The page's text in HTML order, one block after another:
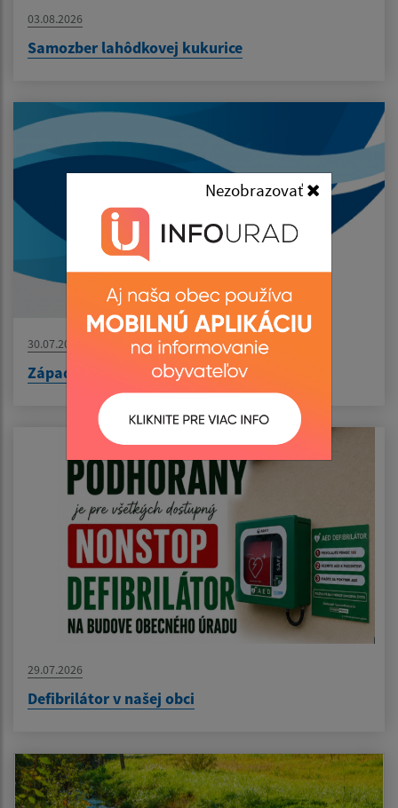
Nezobrazovať
03.08.2026
Samozber lahôdkovej kukurice
30.07.2026
Západoslovenská vodárenská oznamuje
29.07.2026
Defibrilátor v našej obci